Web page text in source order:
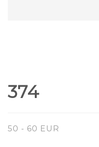
374
50 - 60 EUR